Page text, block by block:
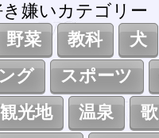
嫌いカテゴリー
野菜 教科 犬
グ スポーツ
観光地 温泉 歌